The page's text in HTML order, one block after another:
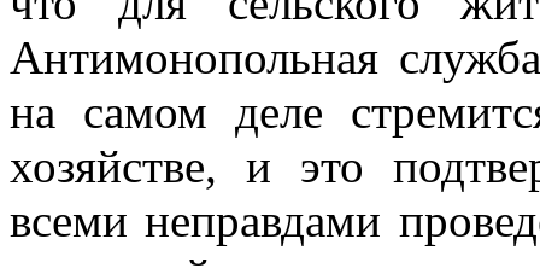
Антимонопольная
на самом деле
хозяйстве, и это
всеми неправдами